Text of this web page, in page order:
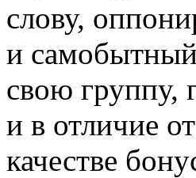
слову,
и
свою группу,
и в отличие
качестве